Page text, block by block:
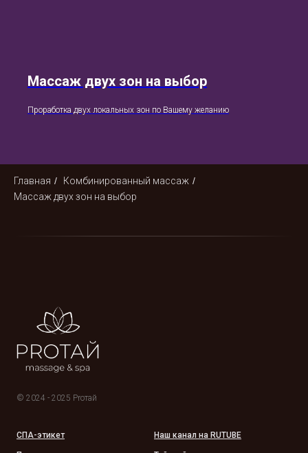
Массаж двух зон на выбор
Проработка двух локальных зон по Вашему желанию
Главная / Комбинированный массаж /
Массаж двух зон на выбор
© 2024 - 2025 Proтай
СПА-этикет Наш канал на RUTUBE